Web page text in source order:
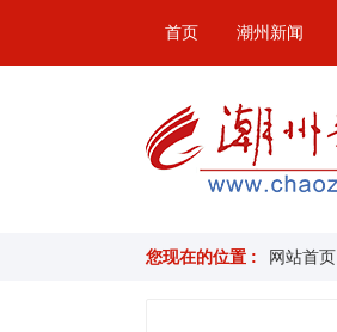
首页 潮州新闻
您现在的位置 : 网站首页